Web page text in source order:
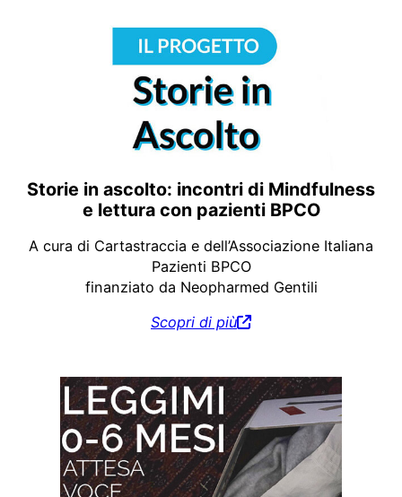
Storie in ascolto: incontri di Mindfulness
e lettura con pazienti BPCO
A cura di Cartastraccia e dell’Associazione Italiana
Pazienti BPCO
finanziato da Neopharmed Gentili
Scopri di più